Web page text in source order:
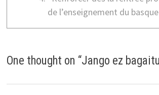
de l’enseignement du
One thought on “Jango ez